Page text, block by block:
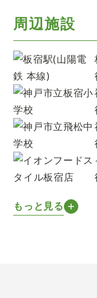
周辺施設
もっと見る